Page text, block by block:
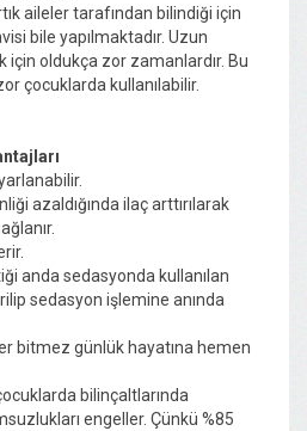
aileler tarafından bilindiği için
bile yapılmaktadır. Uzun
için oldukça zor zamanlardır. Bu
çocuklarda kullanılabilir.
azaldığında ilaç arttırılarak
anda sedasyonda kullanılan
sedasyon işlemine anında
bitmez günlük hayatına hemen
bilinçaltlarında
engeller. Çünkü %85